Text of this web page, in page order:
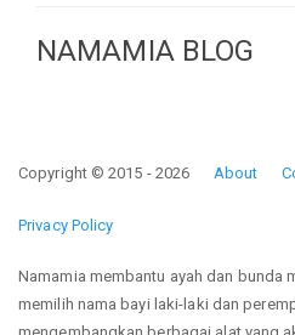
NAMAMIA BLOG
Copyright © 2015 - 2026 About
Privacy Policy
Namamia membantu ayah dan bunda
memilih nama bayi laki-laki dan